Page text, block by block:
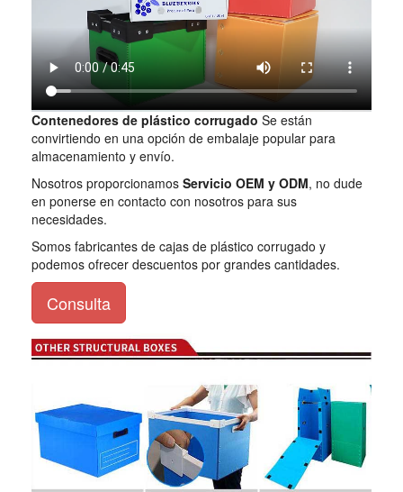
Contenedores de plástico corrugado Se están
convirtiendo en una opción de embalaje popular para
almacenamiento y envío.
Nosotros proporcionamos Servicio OEM y ODM, no dude
en ponerse en contacto con nosotros para sus
necesidades.
Somos fabricantes de cajas de plástico corrugado y
podemos ofrecer descuentos por grandes cantidades.
Consulta